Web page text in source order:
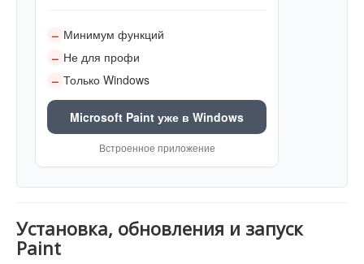
– Минимум функций
– Не для профи
– Только Windows
Microsoft Paint уже в Windows
Встроенное приложение
Установка, обновления и запуск
Paint